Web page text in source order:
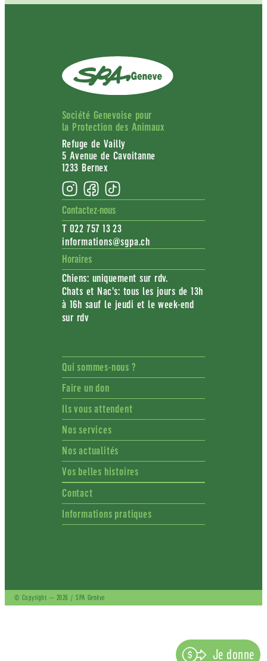
Société Genevoise pour
la Protection des Animaux
Refuge de Vailly
5 Avenue de Cavoitanne
1233 Bernex
Contactez-nous
T 022 757 13 23
informations@sgpa.ch
Horaires
Chiens: uniquement sur rdv.
Chats et Nac's: tous les jours de 13h
à 16h sauf le jeudi et le week-end
sur rdv
Qui sommes-nous ?
Faire un don
Ils vous attendent
Nos services
Nos actualités
Vos belles histoires
Contact
Informations pratiques
© Copyright — 2026 / SPA Genève
Je donne